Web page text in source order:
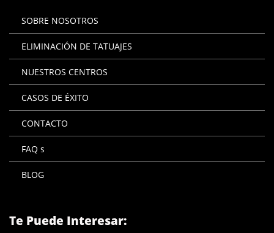
SOBRE NOSOTROS
ELIMINACIÓN DE TATUAJES
NUESTROS CENTROS
CASOS DE ÉXITO
CONTACTO
FAQ s
BLOG
Te Puede Interesar: